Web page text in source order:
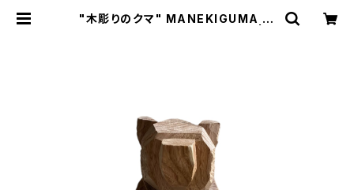
"木彫りのクマ" MANEKIGUMA m